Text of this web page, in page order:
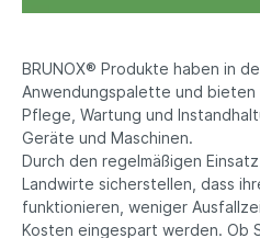
BRUNOX® Produkte haben in
Anwendungspalette und
Pflege, Wartung und
Geräte und Maschinen.
Durch den regelmäßigen
Landwirte sicherstellen, dass
funktionieren, weniger
Kosten eingespart werden. Ob